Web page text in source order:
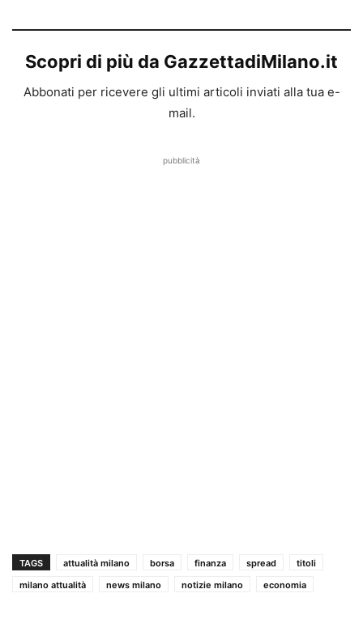
Scopri di più da GazzettadiMilano.it
Abbonati per ricevere gli ultimi articoli inviati alla tua e-
mail.
pubblicità
TAGS attualità milano borsa finanza spread
titoli
milano attualità
news milano notizie milano economia